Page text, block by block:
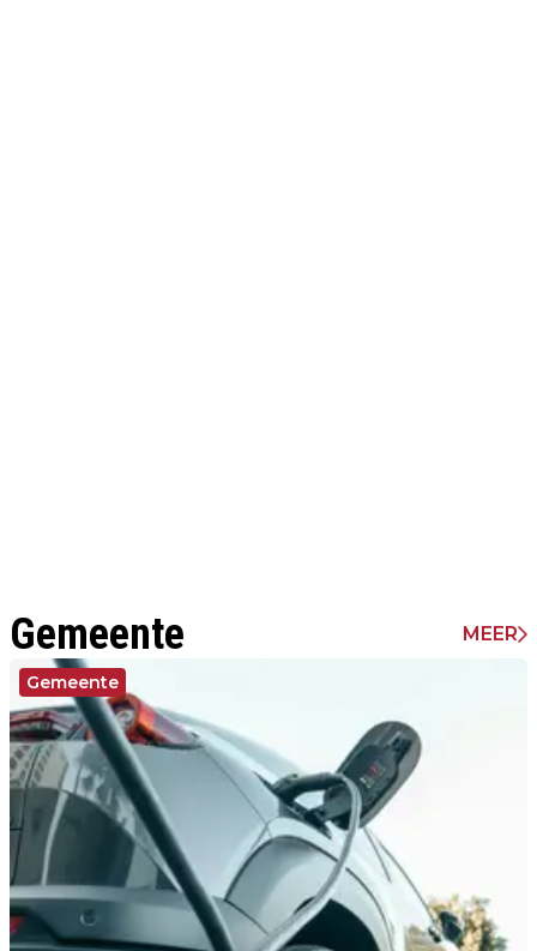
Gemeente MEER
Gemeente